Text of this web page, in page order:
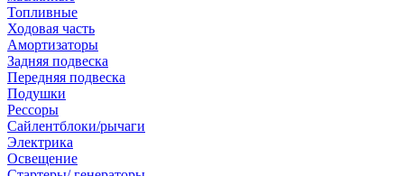
Топливные
Ходовая часть
Амортизаторы
Задняя подвеска
Передняя подвеска
Подушки
Рессоры
Сайлентблоки/рычаги
Электрика
Освещение